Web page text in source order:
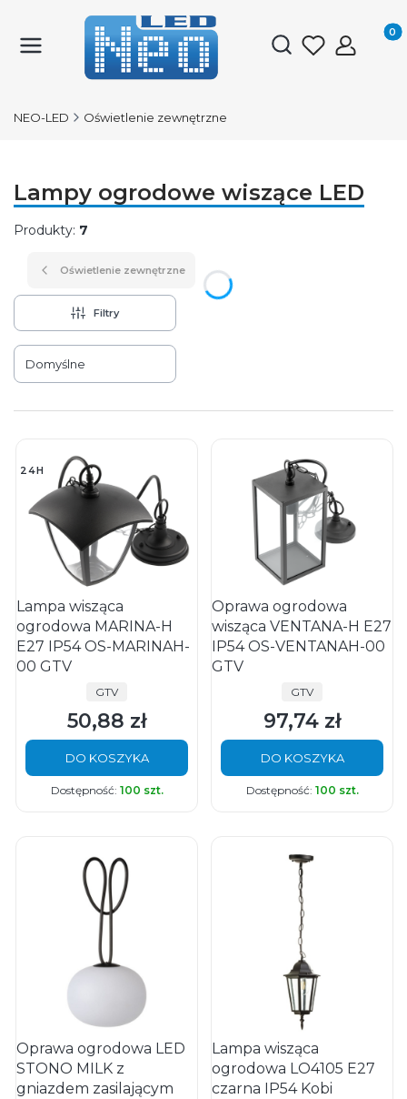
Otwórz
NEO-LED Oświetlenie zewnętrzne
Lampy ogrodowe wiszące LED
Produkty: 7
Oświetlenie zewnętrzne
Filtry
Lista produktów
Domyślne
24H
Lampa wisząca
ogrodowa MARINA-H
E27 IP54 OS-MARINAH-
00 GTV
PRODUCENT
GTV
Cena
50,88 zł
DO KOSZYKA
Dostępność: 100 szt.
Oprawa ogrodowa
wisząca VENTANA-H E27
IP54 OS-VENTANAH-00
GTV
PRODUCENT
GTV
Cena
97,74 zł
DO KOSZYKA
Dostępność: 100 szt.
Oprawa ogrodowa LED
STONO MILK z
gniazdem zasilającym
Lampa wisząca
ogrodowa LO4105 E27
czarna IP54 Kobi